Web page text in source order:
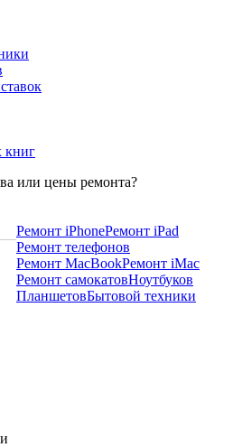
книг
или цены ремонта?
Ремонт iPhoneРемонт iPad
Ремонт телефонов
Ремонт MacBookРемонт iMac
Ремонт самокатовНоутбуков
ПланшетовБытовой техники